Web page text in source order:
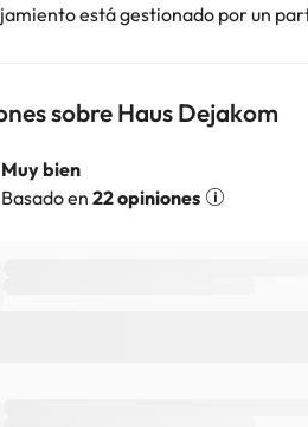
los servicios detallados pueden ser
está gestionado por un
sobre Haus Dejakom
Muy bien
Basado en 22 opiniones